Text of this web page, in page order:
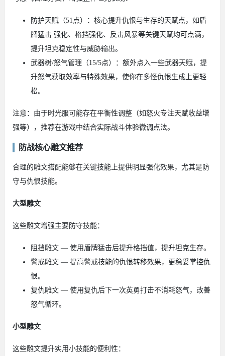
防护天赋（51点）：核心提升仇恨与生存的天赋点，如盾
牌猛击 强化、格挡强化、反击风暴等关键天赋均可点满，
提升坦克稳定性与威胁输出。
武器树/怒气管理（15/5点）：额外点入一些武器天赋，提
升怒气获取效率与特殊效果，使你在多怪仇恨生成上更轻
松。
注意：由于时光服可能存在平衡性调整（如怒火专注天赋收益增
强等），推荐在游戏中结合实际战斗体验微调点法。
防战核心雕文推荐
合理的雕文搭配能够在关键技能上提供明显强化效果，尤其是防
守与仇恨技能。
大型雕文
这些雕文增强主要防守技能：
阻挡雕文 — 使用盾牌猛击后提升格挡值，提升坦克生存。
警戒雕文 — 提高警戒技能的仇恨转移效果，更稳妥掌控仇
恨。
复仇雕文 — 使用复仇后下一次英勇打击不消耗怒气，改善
怒气循环。
小型雕文
这些雕文提升实用小技能的便利性：